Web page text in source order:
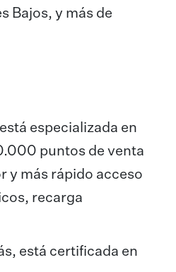
Bajos, y más de
especializada en
puntos de venta
y más rápido acceso
recarga
está certificada en